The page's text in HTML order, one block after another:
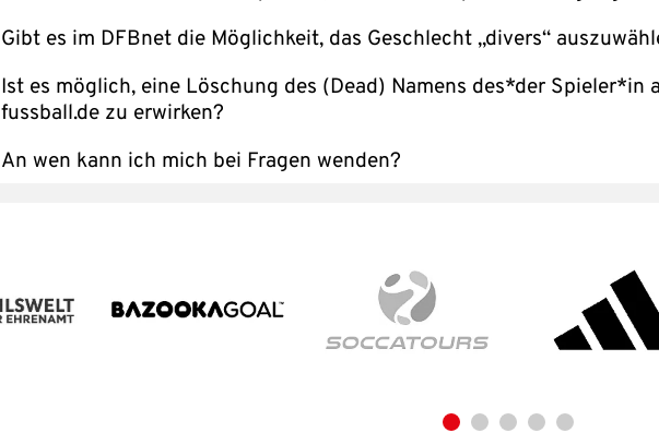
Gibt es im DFBnet die Möglichkeit, das Geschlecht „divers“
Ist es möglich, eine Löschung des (Dead) Namens des*der Spieler*in
fussball.de zu erwirken?
An wen kann ich mich bei Fragen wenden?